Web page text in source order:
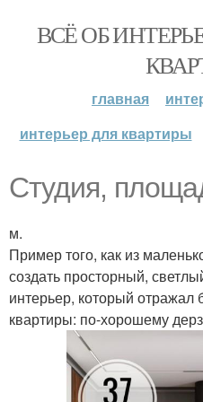
ВСЁ ОБ
главная
интерьер для квартиры
Студия,
м.
Пример того, как из
создать просторный,
интерьер, который отражал
квартиры: по-хорошему